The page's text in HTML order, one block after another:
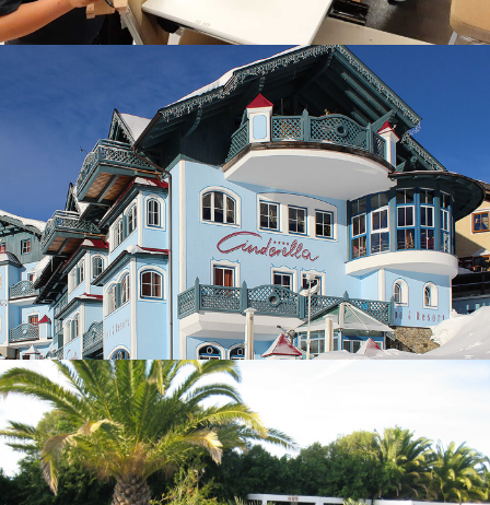
עברית, פסח
עברית, קיץ